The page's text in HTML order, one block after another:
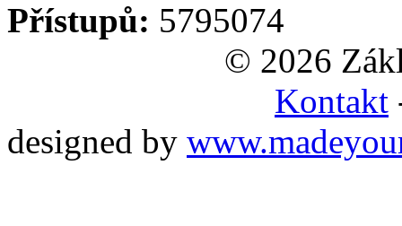
Přístupů: 5795074
© 2026
Kontakt
designed by